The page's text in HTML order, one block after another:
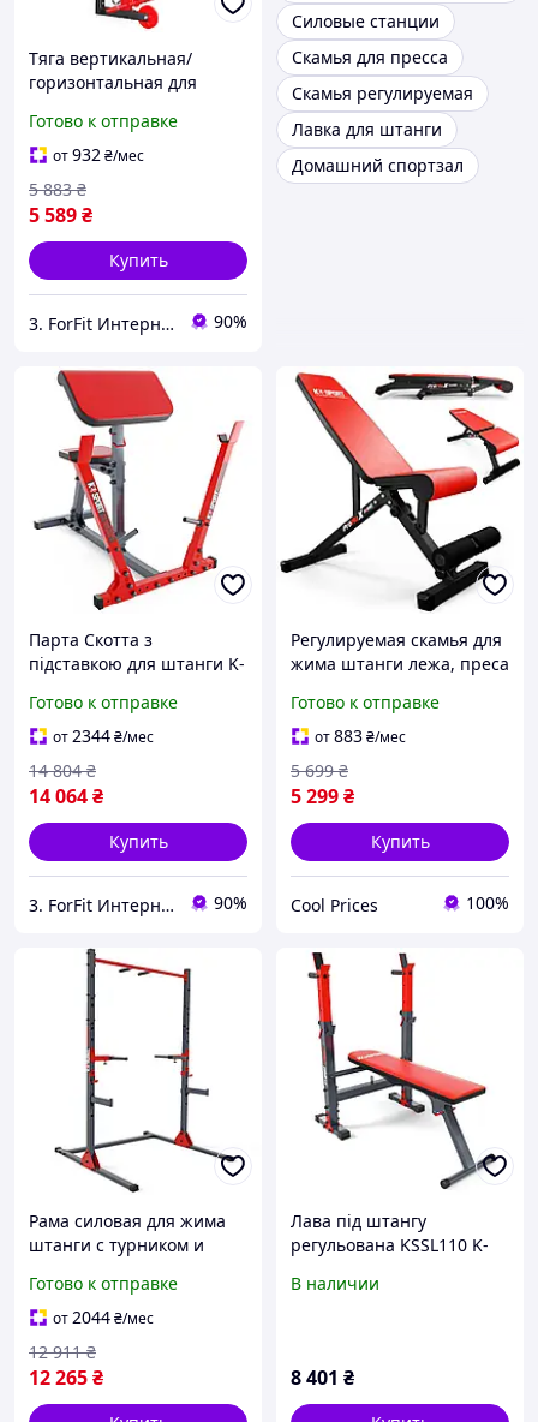
Тяга вертикальная/
горизонтальная для
Sport KSSL028 является
многофункциональным и
прочным оборудованием
Готово к отправке
от932₴/мес
5 589₴
5 883 ₴
Купить
3. ForFit Интернет-магазин спортивных товаров 90%
Силовые станции
Скамья для пресса
Скамья регулируемая
Лавка для штанги
Домашний спортзал
Парта Скотта з
підставкою для штанги K-
подстаL115 лучшая цена
с быстрой доставкой по
Украине лучшая цена с
Готово к отправке
от2344₴/мес
14 064₴
14 804 ₴
Купить
3. ForFit Интернет-магазин спортивных товаров 90%
Регулируемая скамья для
жима штанги лежа, преса
тренировочная
Готово к отправке
от883₴/мес
5 299₴
5 699 ₴
Купить
Cool Prices 100%
Рама силовая для жима
штанги с турником и
KSSL061, серая (KS-317_IL)
Готово к отправке
от2044₴/мес
12 265₴
12 911 ₴
Лава під штангу
регульована KSSL110 K-
В наличии
8 401 ₴